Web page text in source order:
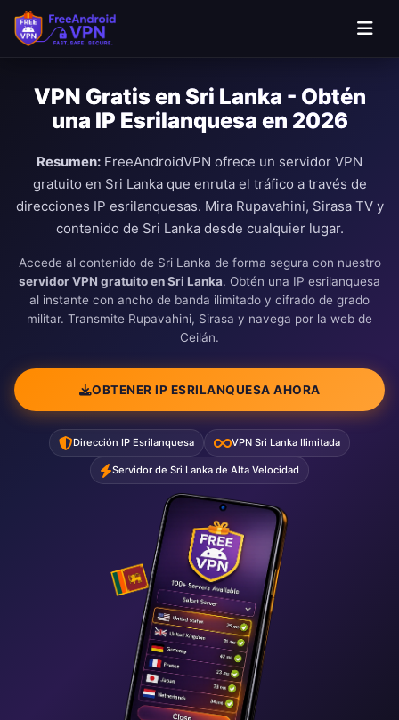
Saltar al contenido principal
VPN Gratis en Sri Lanka - Obtén
una IP Esrilanquesa en 2026
Resumen: FreeAndroidVPN ofrece un servidor VPN
gratuito en Sri Lanka que enruta el tráfico a través de
direcciones IP esrilanquesas. Mira Rupavahini, Sirasa TV y
contenido de Sri Lanka desde cualquier lugar.
Accede al contenido de Sri Lanka de forma segura con nuestro
servidor VPN gratuito en Sri Lanka. Obtén una IP esrilanquesa
al instante con ancho de banda ilimitado y cifrado de grado
militar. Transmite Rupavahini, Sirasa y navega por la web de
Ceilán.
OBTENER IP ESRILANQUESA AHORA
Dirección IP Esrilanquesa VPN Sri Lanka Ilimitada
Servidor de Sri Lanka de Alta Velocidad